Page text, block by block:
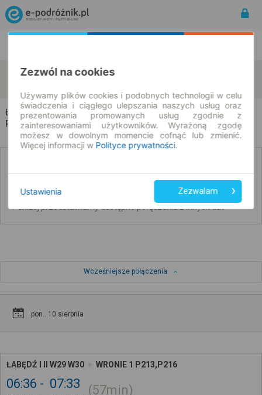
Łabędź Wronie
Łabędź → Wronie
Rozkład jazdy i bilety
Poniżej przedstawiamy dostępne połączenia z innych dat
Wcześniejsze połączenia
pon.. 10 sierpnia
ŁABĘDŹ I II W29 W30 WRONIE 1 P213,P216
06:36 07:33 57min
Zezwól na cookies
Używamy plików cookies i podobnych technologii w celu
świadczenia i ciągłego ulepszania naszych usług oraz
prezentowania promowanych usług zgodnie z
zainteresowaniami użytkowników. Wyrażoną zgodę
możesz w dowolnym momencie cofnąć lub zmienić.
Więcej informacji w Polityce prywatności.
Ustawienia Zezwalam